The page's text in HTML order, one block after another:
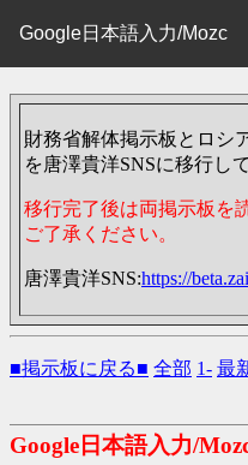
Google日本語入力/Mozc
財務省解体掲示板とロシ
を唐澤貴洋SNSに移行し
移行完了後は両掲示板を
ご了承ください。
唐澤貴洋SNS:https://
■掲示板に戻る■ 全部 1- 最
Google日本語入力/